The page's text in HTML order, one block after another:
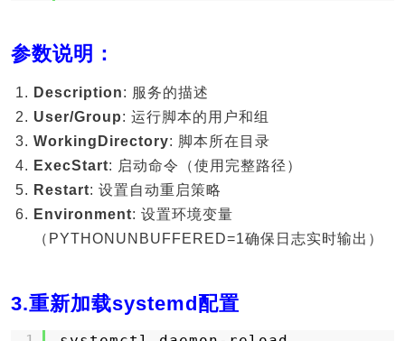
参数说明：
Description: 服务的描述
User/Group: 运行脚本的用户和组
WorkingDirectory: 脚本所在目录
ExecStart: 启动命令（使用完整路径）
Restart: 设置自动重启策略
Environment: 设置环境变量
（PYTHONUNBUFFERED=1确保日志实时输出）
3.重新加载systemd配置